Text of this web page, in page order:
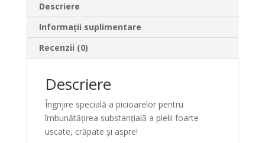
Descriere
Informații suplimentare
Recenzii (0)
Descriere
Îngrijire specială a picioarelor pentru
îmbunătățirea substanțială a pielii foarte
uscate, crăpate și aspre!